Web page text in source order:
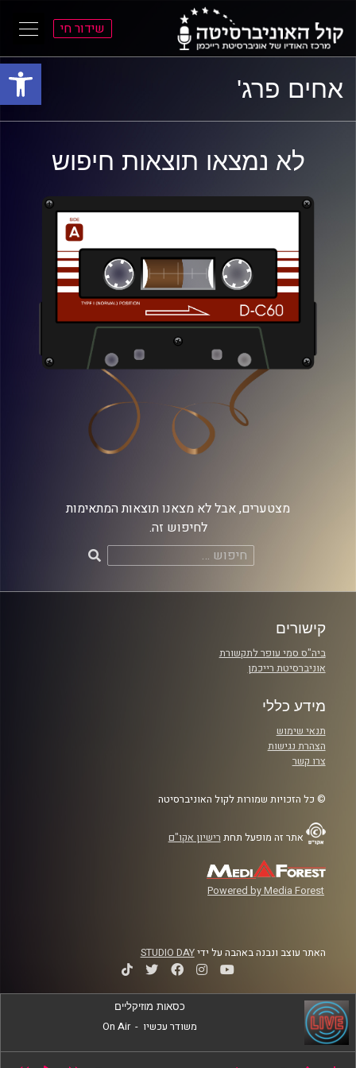
פתח
התפריט
הראשי
התוכן
הראשי
שידור חי
אחים פרג'
לא נמצאו תוצאות חיפוש
מצטערים, אבל לא מצאנו תוצאות המתאימות
לחיפוש זה.
חיפוש:
קישורים
ביה"ס סמי עופר לתקשורת
אוניברסיטת רייכמן
מידע כללי
תנאי שימוש
הצהרת נגישות
צרו קשר
© כל הזכויות שמורות לקול האוניברסיטה
אתר זה מופעל תחת רישיון אקו"ם
Powered by Media Forest
האתר עוצב ונבנה באהבה על ידיSTUDIO DAY
כסאות מוזיקליים
משודר עכשיו -
On Air